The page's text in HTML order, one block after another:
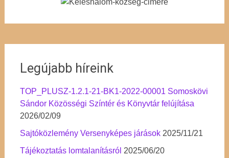
Legújabb híreink
TOP_PLUSZ-1.2.1-21-BK1-2022-00001 Somoskövi
Sándor Közösségi Színtér és Könyvtár felújítása
2026/02/09
Sajtóközlemény Versenyképes járások 2025/11/21
Tájékoztatás lomtalanításról 2025/06/20